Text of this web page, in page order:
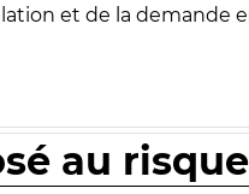
et de la demande
au